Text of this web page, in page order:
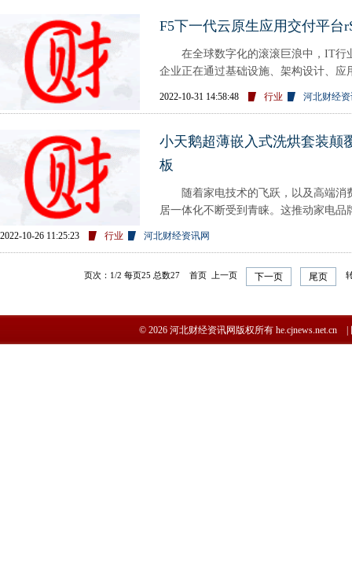
F5下一代云原生应用交付平台
在全球数字化的滚滚巨浪中，IT行
企业正在通过基础设施、架构设计、
2022-10-31 14:58:48 行业 河北财经
小天鹅超薄嵌入式洗烘套装颠
板
随着家电技术的飞跃，以及高端消
居一体化不断受到青睐。这推动家电
2022-10-26 11:25:23 行业 河北财经资讯网
页次：1/2 每页25 总数27 首页 上一页 下一页 尾页
© 2026 河北财经资讯网版权所有 he.cjnews.net.cn